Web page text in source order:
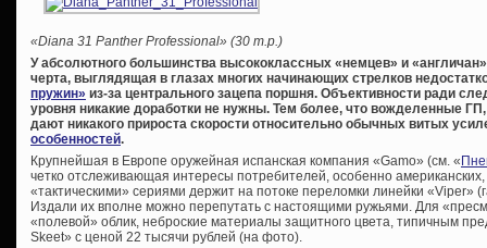
«Diana 31 Panther Professional» (30 т.р.)
У абсолютного большинства высококлассных «немцев» и
черта, выглядящая в глазах многих начинающих стрелков
пружин» из-за центрального зацепа поршня. Объективности ради
уровня никакие доработки не нужны. Тем более, что вожделенные
дают никакого прироста скорости относительно обычных витых
особенностей.
Крупнейшая в Европе оружейная испанская компания «Gamo» (см. «
четко отслеживающая интересы потребителей, особенно
«тактическими» сериями держит на потоке переломки линейки «Viper»
Издали их вполне можно перепутать с настоящими ружьями. Для
«полевой» облик, неброские материалы защитного цвета, типичным
Skeet» с ценой 22 тысячи рублей (на фото).